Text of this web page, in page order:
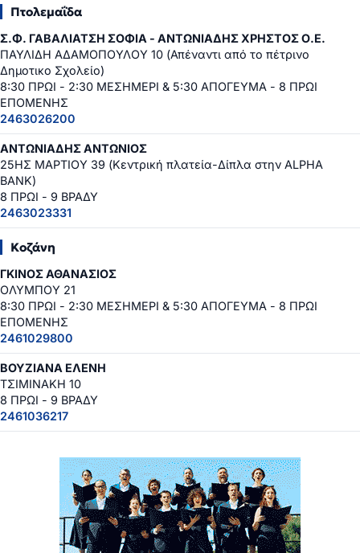
Πτολεμαΐδα
Σ.Φ. ΓΑΒΑΛΙΑΤΣΗ ΣΟΦΙΑ - ΑΝΤΩΝΙΑΔΗΣ ΧΡΗΣΤΟΣ Ο.Ε.
ΠΑΥΛΙΔΗ ΑΔΑΜΟΠΟΥΛΟΥ 10 (Απέναντι από το πέτρινο
Δημοτικο Σχολείο)
8:30 ΠΡΩΙ - 2:30 ΜΕΣΗΜΕΡΙ & 5:30 ΑΠΟΓΕΥΜΑ - 8 ΠΡΩΙ
ΕΠΟΜΕΝΗΣ
2463026200
ΑΝΤΩΝΙΑΔΗΣ ΑΝΤΩΝΙΟΣ
25ΗΣ ΜΑΡΤΙΟΥ 39 (Κεντρική πλατεία-Δίπλα στην ALPHA
BANK)
8 ΠΡΩΙ - 9 ΒΡΑΔΥ
2463023331
Κοζάνη
ΓΚΙΝΟΣ ΑΘΑΝΑΣΙΟΣ
ΟΛΥΜΠΟΥ 21
8:30 ΠΡΩΙ - 2:30 ΜΕΣΗΜΕΡΙ & 5:30 ΑΠΟΓΕΥΜΑ - 8 ΠΡΩΙ
ΕΠΟΜΕΝΗΣ
2461029800
ΒΟΥΖΙΑΝΑ ΕΛΕΝΗ
ΤΣΙΜΙΝΑΚΗ 10
8 ΠΡΩΙ - 9 ΒΡΑΔΥ
2461036217